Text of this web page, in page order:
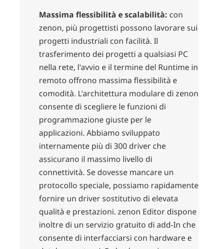
Massima flessibilità e scalabilità: con
zenon, più progettisti possono lavorare sui
progetti industriali con facilità. Il
trasferimento dei progetti a qualsiasi PC
nella rete, l'avvio e il termine del Runtime in
remoto offrono massima flessibilità e
comodità. L'architettura modulare di zenon
consente di scegliere le funzioni di
programmazione giuste per le
applicazioni. Abbiamo sviluppato
internamente più di 300 driver che
assicurano il massimo livello di
connettività. Se dovesse mancare un
protocollo speciale, possiamo rapidamente
fornire un driver sostitutivo di elevata
qualità e prestazioni. zenon Editor dispone
inoltre di un servizio gratuito di add-In che
consente di interfacciarsi con hardware e